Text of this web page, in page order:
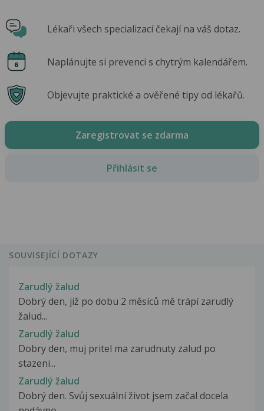
Lékaři všech specializací čekají na váš dotaz.
Naplánujte si prevenci s chytrým kalendářem.
Objevujte praktické a ověřené tipy od lékařů.
Zaregistrovat se zdarma
Přihlásit se
SOUVISEJÍCÍ DOTAZY
Zarudlý žalud
Dobrý den, již po dobu 2 měsíců mě trápí zarudlý
žalud...
Zarudlý žalud
Dobry den, muj pritel ma zarudnuty zalud po
stazeni...
Zarudlý žalud
Dobrý den. Svůj sexuální život jsem začal docela